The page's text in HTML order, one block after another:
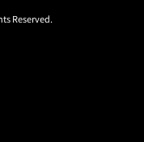
Reserved.